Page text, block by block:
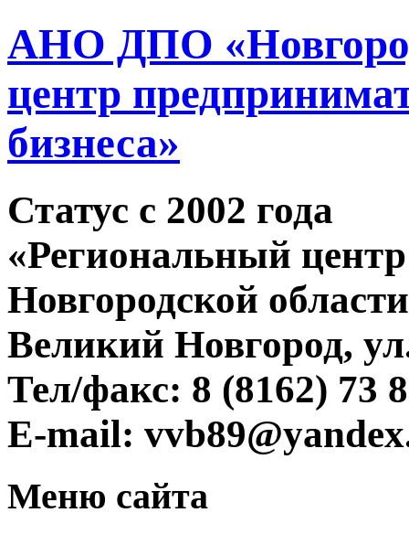
АНО ДПО
центр
бизнеса»
Статус c 2002 года
«Региональный
Новгородской
Великий Новгород,
Тел/факс: 8 (8162) 73
E-mail:
Меню сайта